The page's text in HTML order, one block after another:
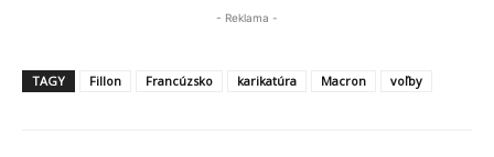
- Reklama -
TAGY Fillon Francúzsko karikatúra Macron voľby